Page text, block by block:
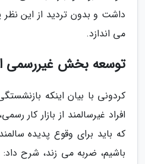
داشت و بدون تردید از این نظر
می اندازد.
توسعه بخش غیررسمی
کردونی با بیان اینکه
افراد غیرسالمند از بازار کار
که باید برای وقوع پدیده
باشیم، ضربه می زند، شرح